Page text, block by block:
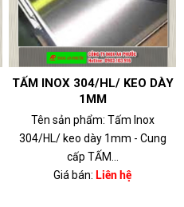
TẤM INOX 304/HL/ KEO DÀY
1MM
Tên sản phẩm: Tấm Inox
304/HL/ keo dày 1mm - Cung
cấp TẤM...
Giá bán: Liên hệ